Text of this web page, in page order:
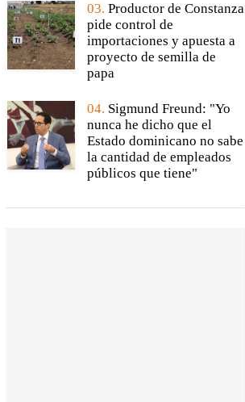
03. Productor de Constanza
pide control de
importaciones y apuesta a
proyecto de semilla de
papa
04. Sigmund Freund: "Yo
nunca he dicho que el
Estado dominicano no sabe
la cantidad de empleados
públicos que tiene"